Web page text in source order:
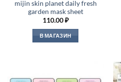
mijin skin planet daily fresh
garden mask sheet
110.00₽
В МАГАЗИН